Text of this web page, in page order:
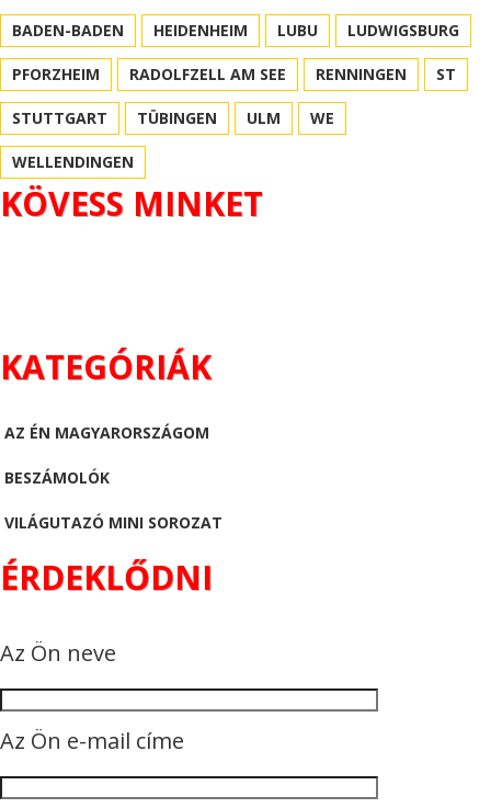
BADEN-BADEN HEIDENHEIM LUBU LUDWIGSBURG
PFORZHEIM RADOLFZELL AM SEE RENNINGEN ST
STUTTGART TÜBINGEN ULM WE
WELLENDINGEN
KÖVESS MINKET
KATEGÓRIÁK
AZ ÉN MAGYARORSZÁGOM
BESZÁMOLÓK
VILÁGUTAZÓ MINI SOROZAT
ÉRDEKLŐDNI
Az Ön neve
Az Ön e-mail címe